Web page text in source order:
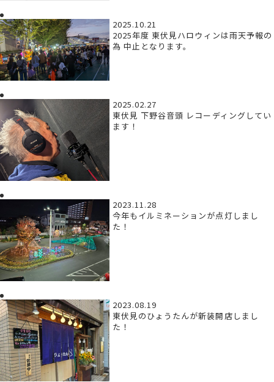
2025.10.21
2025年度 東伏見ハロウィンは雨天予報の
為 中止となります。
2025.02.27
東伏見 下野谷音頭 レコーディングしてい
ます！
2023.11.28
今年もイルミネーションが点灯しまし
た！
2023.08.19
東伏見のひょうたんが新装開店しまし
た！